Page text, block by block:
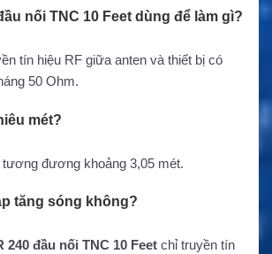
nối TNC 10 Feet dùng để làm gì?
tín hiệu RF giữa anten và thiết bị có
50 Ohm.
mét?
tương đương khoảng 3,05 mét.
tăng sóng không?
240 đầu nối TNC 10 Feet chỉ truyền tín